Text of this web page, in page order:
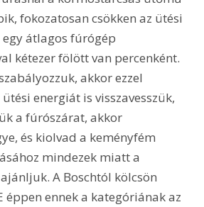
fokozatosan csökken az ütési
átlagos fúrógép
kétezer fölött van percenként.
akkor ezzel
energiát is visszavesszük,
a fúrószárat, akkor
és kiolvad a keményfém
mindezek miatt a
A Boschtól kölcsön
éppen ennek a kategóriának az